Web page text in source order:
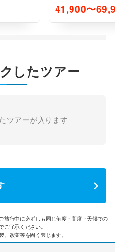
41,900〜
したツアー
ツアーが入ります
旅行中に必ずしも同じ角度・高度・天候での
ご了承ください。
改変等を固く禁じます。